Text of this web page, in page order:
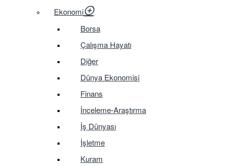
Ekonomi
Borsa
Çalışma Hayatı
Diğer
Dünya Ekonomisi
Finans
İnceleme-Araştırma
İş Dünyası
İşletme
Kuram